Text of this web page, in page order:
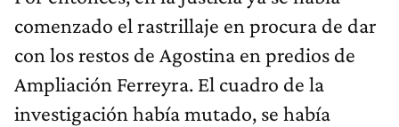
comenzado el rastrillaje en procura de dar
con los restos de Agostina en predios de
Ampliación Ferreyra. El cuadro de la
investigación había mutado, se había